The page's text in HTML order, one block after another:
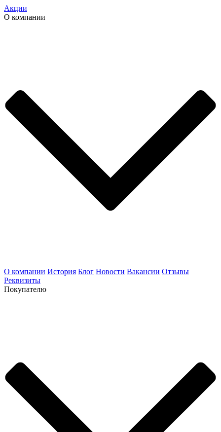
Акции
О компании
О компании История Блог Новости Вакансии Отзывы
Реквизиты
Покупателю